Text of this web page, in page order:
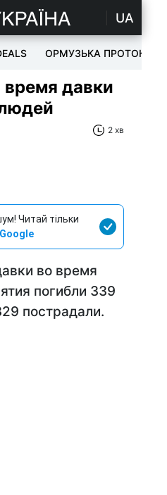
UA
ОРМУЗЬКА ПРОТОКА
давки
2 хв
Читай тільки
во время
погибли 339
пострадали.